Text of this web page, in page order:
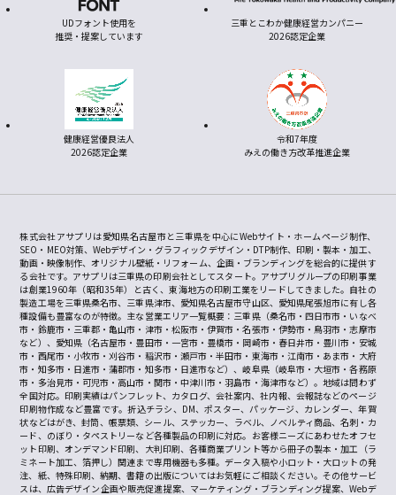
UDフォント使用を
推奨・提案しています
三重とこわか健康経営カンパニー
2026認定企業
健康経営優良法人
2026認定企業
令和7年度
みえの働き方改革推進企業
株式会社アサプリは愛知県名古屋市と三重県を中心にWebサイト・ホームページ制作、
SEO・MEO対策、Webデザイン・グラフィックデザイン・DTP制作、印刷・製本・加工、
動画・映像制作、オリジナル壁紙・リフォーム、企画・ブランディングを総合的に提供す
る会社です。アサプリは三重県の印刷会社としてスタート。アサプリグループの印刷事業
は創業1960年（昭和35年）と古く、東海地方の印刷工業をリードしてきました。自社の
製造工場を三重県桑名市、三重県津市、愛知県名古屋市守山区、愛知県尾張旭市に有し各
種設備も豊富なのが特徴。主な営業エリア一覧概要：三重県（桑名市・四日市市・いなべ
市・鈴鹿市・三重郡・亀山市・津市・松阪市・伊賀市・名張市・伊勢市・鳥羽市・志摩市
など）、愛知県（名古屋市・豊田市・一宮市・豊橋市・岡崎市・春日井市・豊川市・安城
市・西尾市・小牧市・刈谷市・稲沢市・瀬戸市・半田市・東海市・江南市・あま市・大府
市・知多市・日進市・蒲郡市・知多市・日進市など）、岐阜県（岐阜市・大垣市・各務原
市・多治見市・可児市・高山市・関市・中津川市・羽島市・海津市など）。地域は問わず
全国対応。印刷実績はパンフレット、カタログ、会社案内、社内報、会報誌などのページ
印刷物作成など豊富です。折込チラシ、DM、ポスター、パッケージ、カレンダー、年賀
状などはがき、封筒、帳票類、シール、ステッカー、ラベル、ノベルティ商品、名刺・カ
ード、のぼり・タペストリーなど各種製品の印刷に対応。お客様ニーズにあわせたオフセ
ット印刷、オンデマンド印刷、大判印刷、各種商業プリント等から冊子の製本・加工（ラ
ミネート加工、箔押し）関連まで専用機器も多種。データ入稿や小ロット・大ロットの発
注、紙、特殊印刷、納期、書籍の出版についてはお気軽にご相談ください。その他サービ
スは、広告デザイン企画や販売促進提案、マーケティング・ブランディング提案、Webデ